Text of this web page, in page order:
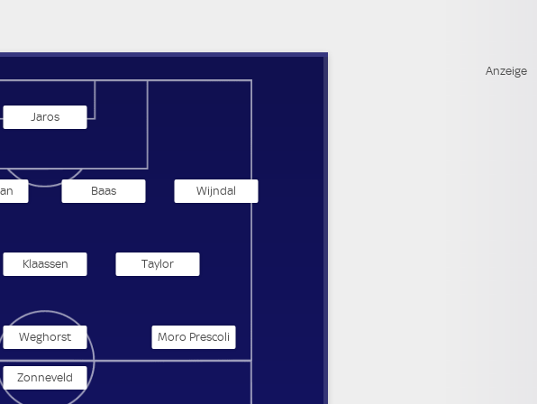
Jaros
Baas Wijndal
Klaassen Taylor
Weghorst Moro Prescoli
Zonneveld